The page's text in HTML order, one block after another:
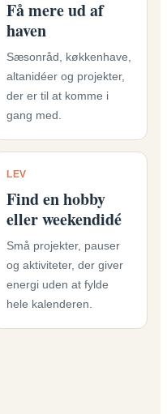
Få mere ud af
haven
Sæsonråd, køkkenhave,
altanidéer og projekter,
der er til at komme i
gang med.
LEV
Find en hobby
eller weekendidé
Små projekter, pauser
og aktiviteter, der giver
energi uden at fylde
hele kalenderen.